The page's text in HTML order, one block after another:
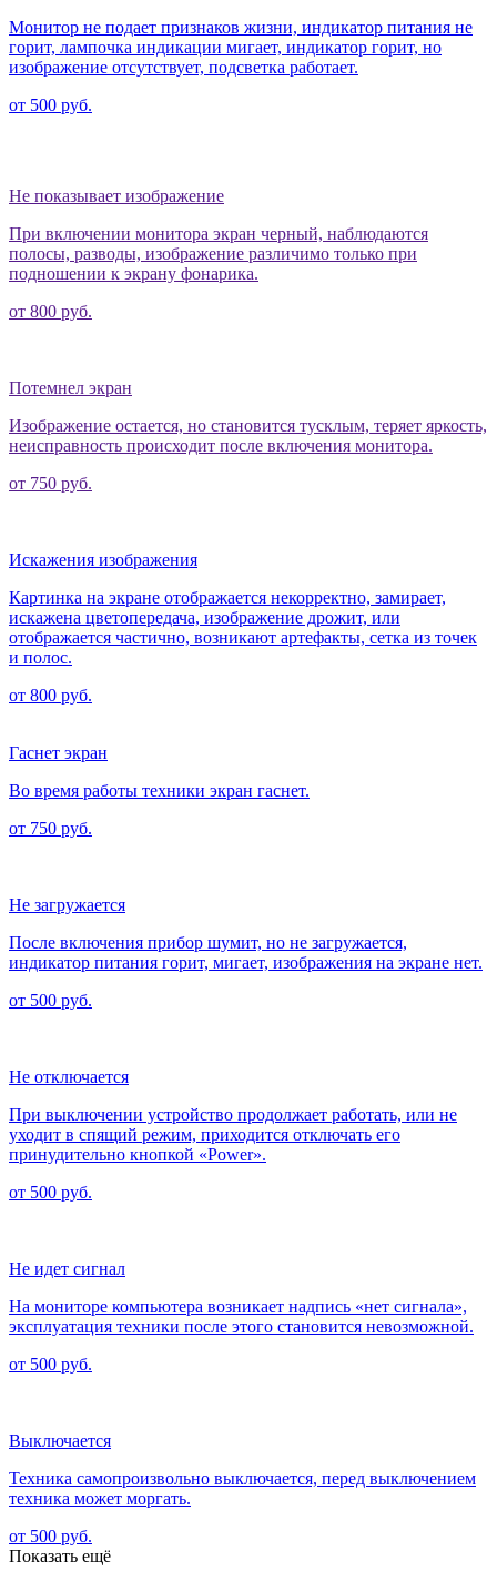
Монитор не подает признаков жизни, индикатор питания не
горит, лампочка индикации мигает, индикатор горит, но
изображение отсутствует, подсветка работает.
от 500 руб.
Не показывает изображение
При включении монитора экран черный, наблюдаются
полосы, разводы, изображение различимо только при
подношении к экрану фонарика.
от 800 руб.
Потемнел экран
Изображение остается, но становится тусклым, теряет яркость,
неисправность происходит после включения монитора.
от 750 руб.
Искажения изображения
Картинка на экране отображается некорректно, замирает,
искажена цветопередача, изображение дрожит, или
отображается частично, возникают артефакты, сетка из точек
и полос.
от 800 руб.
Гаснет экран
Во время работы техники экран гаснет.
от 750 руб.
Не загружается
После включения прибор шумит, но не загружается,
индикатор питания горит, мигает, изображения на экране нет.
от 500 руб.
Не отключается
При выключении устройство продолжает работать, или не
уходит в спящий режим, приходится отключать его
принудительно кнопкой «Power».
от 500 руб.
Не идет сигнал
На мониторе компьютера возникает надпись «нет сигнала»,
эксплуатация техники после этого становится невозможной.
от 500 руб.
Выключается
Техника самопроизвольно выключается, перед выключением
техника может моргать.
от 500 руб.
Показать ещё